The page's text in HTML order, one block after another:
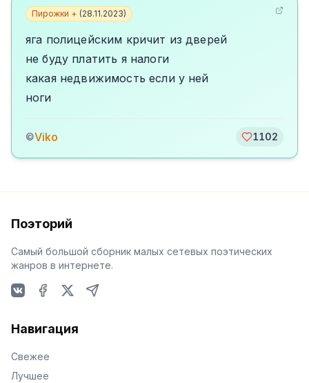
Пирожки + (28.11.2023)
яга полицейским кричит из дверей
не буду платить я налоги
какая недвижимость если у ней
ноги
©Viko 1102
Поэторий
Самый большой сборник малых сетевых поэтических
жанров в интернете.
Навигация
Свежее
Лучшее